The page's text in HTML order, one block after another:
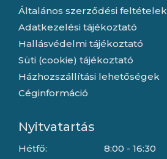
Általános szerződési feltételek
Adatkezelési tájékoztató
Hallásvédelmi tájékoztató
Süti (cookie) tájékoztató
Házhozszállítási lehetőségek
Céginformáció
Nyitvatartás
Hétfő:
8:00 - 16:30